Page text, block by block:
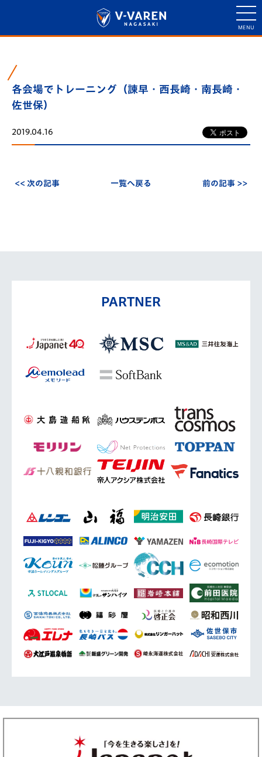
各会場でトレーニング（諫早・西長崎・南長崎・
佐世保）
2019.04.16
<< 次の記事 一覧へ戻る 前の記事 >>
PARTNER